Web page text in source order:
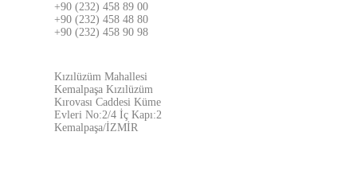
+90 (232) 458 89 00
+90 (232) 458 48 80
+90 (232) 458 90 98
Kızılüzüm Mahallesi
Kemalpaşa Kızılüzüm
Kırovası Caddesi Küme
Evleri No:2/4 İç Kapı:2
Kemalpaşa/İZMİR